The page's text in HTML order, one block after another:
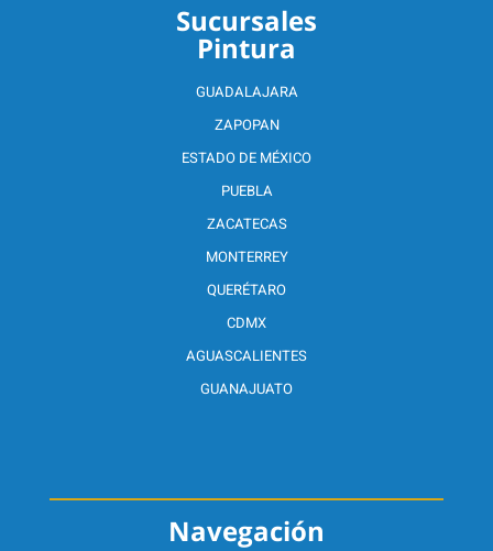
Navegación
Sucursales
Pintura
GUADALAJARA
ZAPOPAN
ESTADO DE MÉXICO
PUEBLA
ZACATECAS
MONTERREY
QUERÉTARO
CDMX
AGUASCALIENTES
GUANAJUATO